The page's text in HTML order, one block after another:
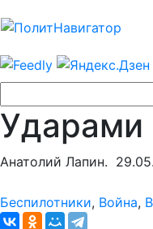
Ударами
Анатолий Лапин.
Беспилотники, Война,